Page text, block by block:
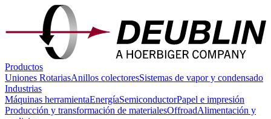
Productos
Uniones RotariasAnillos colectoresSistemas de vapor y condensado
Industrias
Máquinas herramientaEnergíaSemiconductorPapel e impresión
Producción y transformación de materialesOffroadAlimentación y